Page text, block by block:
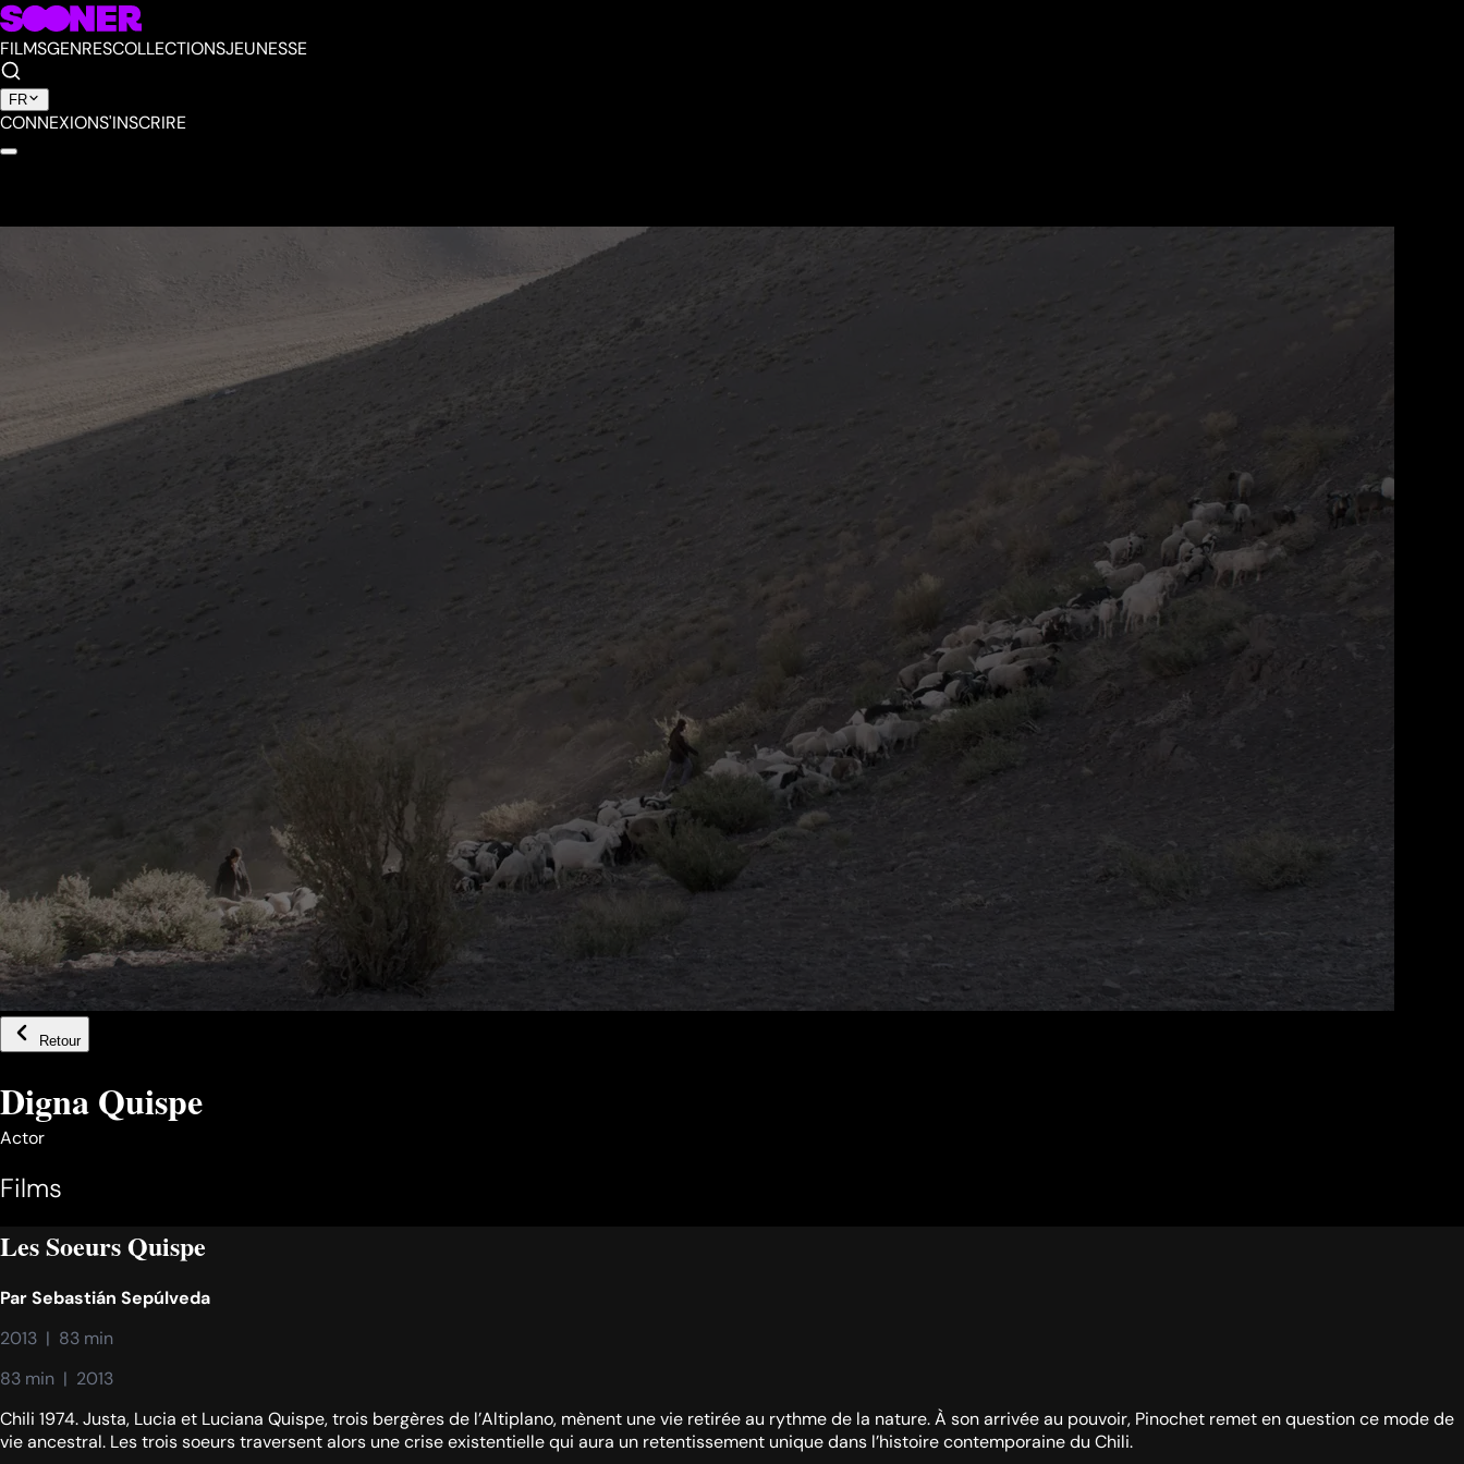
FILMSGENRESCOLLECTIONSJEUNESSE
FR
CONNEXIONS'INSCRIRE
Retour
Digna Quispe
Actor
Films
Les Soeurs Quispe
ParSebastián Sepúlveda
2013  |  83 min
83 min  |  2013
Chili 1974. Justa, Lucia et Luciana Quispe, trois bergères de l’Altiplano, mènent une vie retirée au rythme de la nature. À son arrivée au pouvoir, Pinochet remet en question ce mode de
vie ancestral. Les trois soeurs traversent alors une crise existentielle qui aura un retentissement unique dans l’histoire contemporaine du Chili.